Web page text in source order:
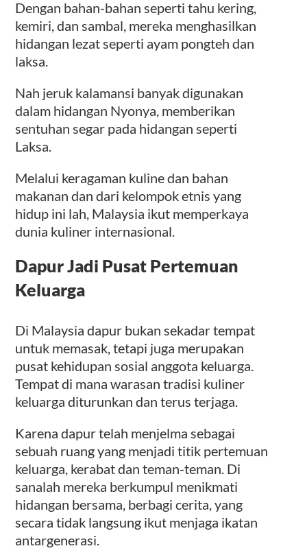
Dengan bahan-bahan seperti tahu kering,
kemiri, dan sambal, mereka menghasilkan
hidangan lezat seperti ayam pongteh dan
laksa.
Nah jeruk kalamansi banyak digunakan
dalam hidangan Nyonya, memberikan
sentuhan segar pada hidangan seperti
Laksa.
Melalui keragaman kuline dan bahan
makanan dan dari kelompok etnis yang
hidup ini lah, Malaysia ikut memperkaya
dunia kuliner internasional.
Dapur Jadi Pusat Pertemuan
Keluarga
Di Malaysia dapur bukan sekadar tempat
untuk memasak, tetapi juga merupakan
pusat kehidupan sosial anggota keluarga.
Tempat di mana warasan tradisi kuliner
keluarga diturunkan dan terus terjaga.
Karena dapur telah menjelma sebagai
sebuah ruang yang menjadi titik pertemuan
keluarga, kerabat dan teman-teman. Di
sanalah mereka berkumpul menikmati
hidangan bersama, berbagi cerita, yang
secara tidak langsung ikut menjaga ikatan
antargenerasi.